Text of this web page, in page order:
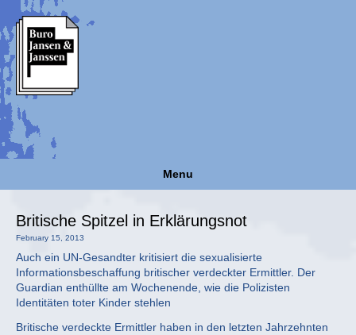
Menu
Britische Spitzel in Erklärungsnot
February 15, 2013
Auch ein UN-Gesandter kritisiert die sexualisierte
Informationsbeschaffung britischer verdeckter Ermittler. Der
Guardian enthüllte am Wochenende, wie die Polizisten
Identitäten toter Kinder stehlen
Britische verdeckte Ermittler haben in den letzten Jahrzehnten